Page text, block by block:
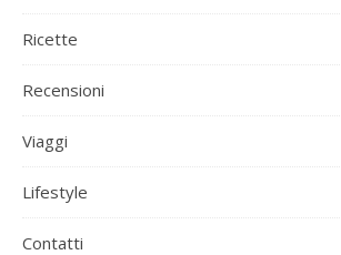
Ricette
Recensioni
Viaggi
Lifestyle
Contatti